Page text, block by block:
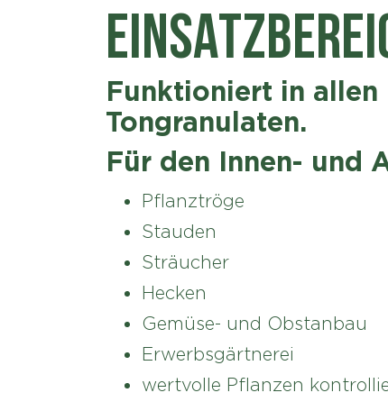
Funktioniert in allen
Tongranulaten.
Für den Innen- und
Pflanztröge
Stauden
Sträucher
Hecken
Gemüse- und Obstanbau
Erwerbsgärtnerei
wertvolle Pflanzen